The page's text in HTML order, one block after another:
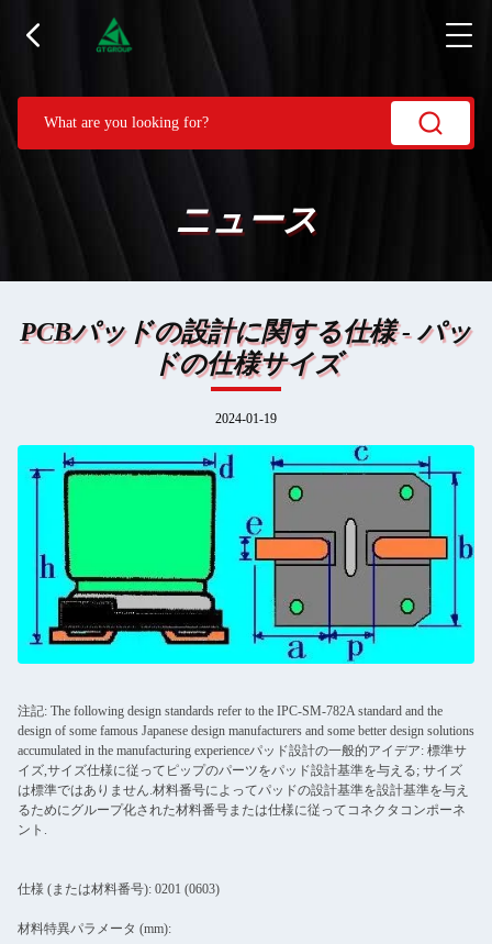
ニュース
PCBパッドの設計に関する仕様 - パッ
ドの仕様サイズ
2024-01-19
注記: The following design standards refer to the IPC-SM-782A standard and the
design of some famous Japanese design manufacturers and some better design solutions
accumulated in the manufacturing experienceパッド設計の一般的アイデア: 標準サ
イズ,サイズ仕様に従ってピップのパーツをパッド設計基準を与える; サイズ
は標準ではありません.材料番号によってパッドの設計基準を設計基準を与え
るためにグループ化された材料番号または仕様に従ってコネクタコンポーネ
ント.
仕様 (または材料番号): 0201 (0603)
材料特異パラメータ (mm):